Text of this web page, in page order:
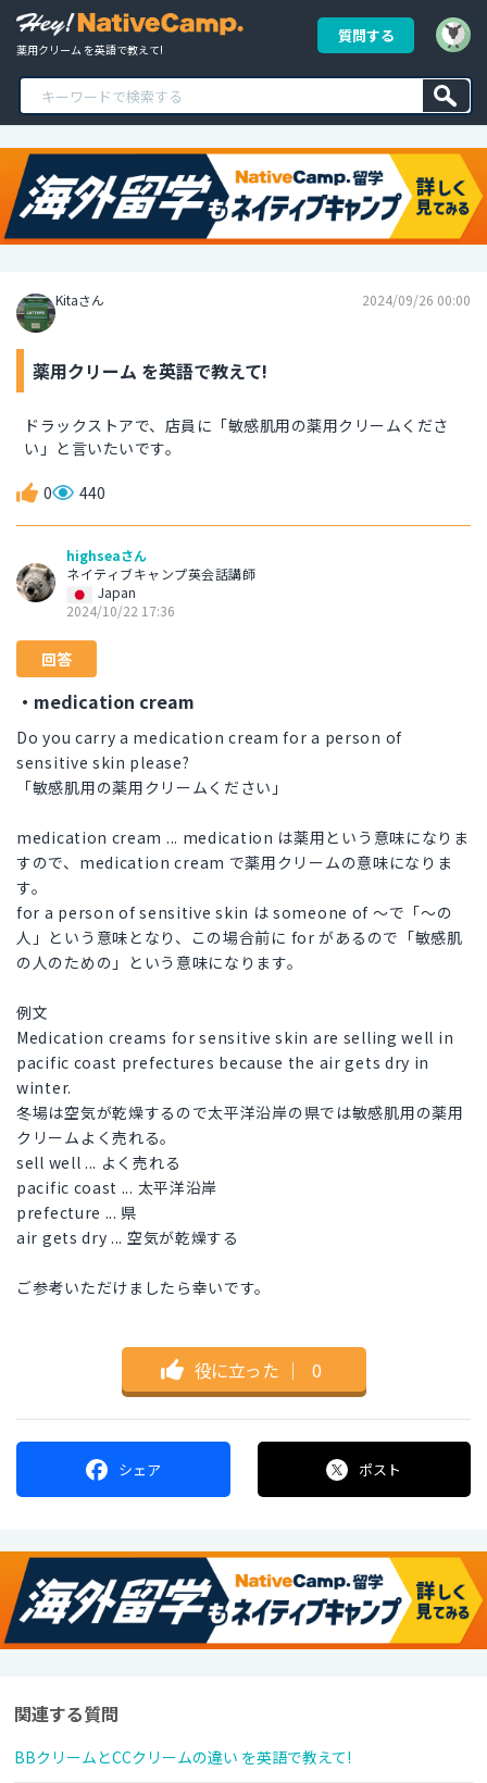
薬用クリーム を英語で教えて!
質問する
Kitaさん 2024/09/26 00:00
薬用クリーム を英語で教えて!
ドラックストアで、店員に「敏感肌用の薬用クリームくださ
い」と言いたいです。
0 440
highseaさん
ネイティブキャンプ英会話講師
Japan
2024/10/22 17:36
回答
・medication cream
Do you carry a medication cream for a person of
sensitive skin please?
「敏感肌用の薬用クリームください」
medication cream ... medication は薬用という意味になりま
すので、medication cream で薬用クリームの意味になりま
す。
for a person of sensitive skin は someone of ～で「～の
人」という意味となり、この場合前に for があるので「敏感肌
の人のための」という意味になります。
例文
Medication creams for sensitive skin are selling well in
pacific coast prefectures because the air gets dry in
winter.
冬場は空気が乾燥するので太平洋沿岸の県では敏感肌用の薬用
クリームよく売れる。
sell well ... よく売れる
pacific coast ... 太平洋沿岸
prefecture ... 県
air gets dry ... 空気が乾燥する
ご参考いただけましたら幸いです。
役に立った ｜ 0
シェア ポスト
関連する質問
BBクリームとCCクリームの違い を英語で教えて!